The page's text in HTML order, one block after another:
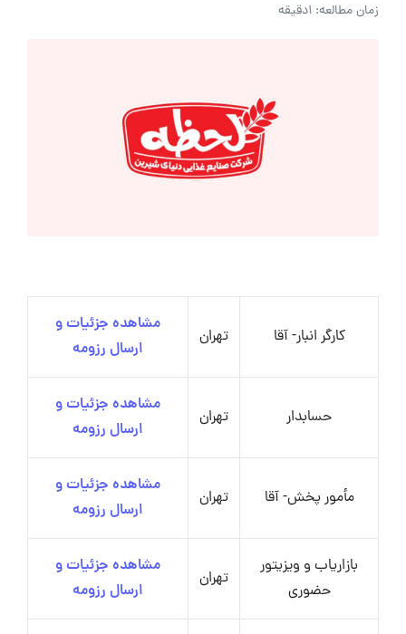
زمان مطالعه: 1دقیقه
کارگر انبار- آقا تهران
مشاهده جزئیات و
ارسال رزومه
حسابدار تهران
مشاهده جزئیات و
ارسال رزومه
مأمور پخش- آقا تهران
مشاهده جزئیات و
ارسال رزومه
بازاریاب و ویزیتور
حضوری
تهران
مشاهده جزئیات و
ارسال رزومه